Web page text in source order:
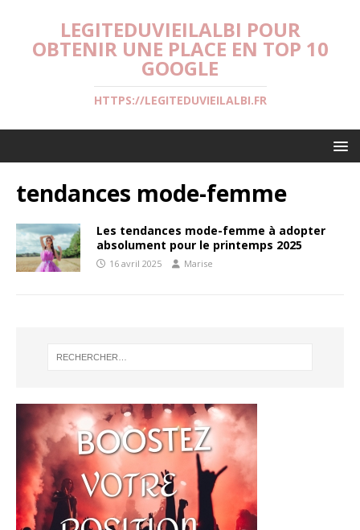
LEGITEDUVIEILALBI POUR
OBTENIR UNE PLACE EN TOP 10
GOOGLE
HTTPS://LEGITEDUVIEILALBI.FR
tendances mode-femme
Les tendances mode-femme à adopter
absolument pour le printemps 2025
16 avril 2025 Marise